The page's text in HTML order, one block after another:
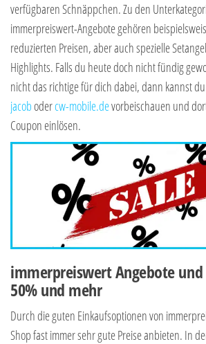
verfügbaren Schnäppchen. Zu den
immerpreiswert-Angebote gehören
reduzierten Preisen, aber auch spezielle
Highlights. Falls du heute doch nicht fündig
nicht das richtige für dich dabei, dann kannst
jacobodercw-mobile.devorbeischauen und
Coupon einlösen.
immerpreiswert Angebote und
50% und mehr
Durch die guten Einkaufsoptionen von
Shop fast immer sehr gute Preise anbieten. In